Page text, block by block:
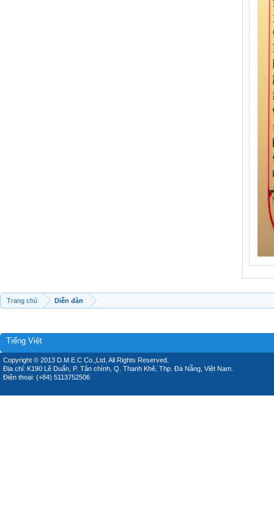
Trang chủ Diễn đàn
Tiếng Việt
Copyright © 2013 D.M.E.C Co.,Ltd, All Rights Reserved.
Địa chỉ: K190 Lê Duẩn, P. Tân chính, Q. Thanh Khê, Thp. Đà Nẵng, Việt Nam.
Điện thoại: (+84) 5113752506